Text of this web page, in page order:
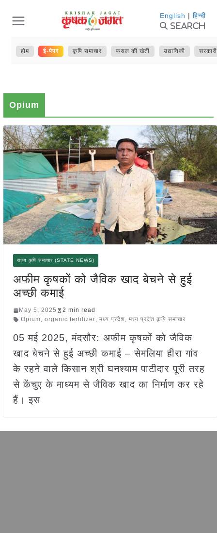
content
English | हिन्दी
Search
होम ई-पेपर कृषि समाचार फसल की खेती उद्यानिकी
Opium
राज्य कृषि समाचार (STATE NEWS)
अफीम कृषकों को जैविक खाद बेचने से हुई
अच्छी कमाई
May 5, 2025
2 min read
Opium, organic fertilizer, मध्य प्रदेश, मध्य प्रदेश कृषि समाचार
05 मई 2025, मंदसौर: अफीम कृषकों को जैविक
खाद बेचने से हुई अच्छी कमाई – सेमलिया हीरा गांव
के रहने वाले किसान श्री घनश्याम पाटीदार पूरी तरह
से केंचुए के माध्यम से जैविक खाद का निर्माण कर रहे
हैं। इस